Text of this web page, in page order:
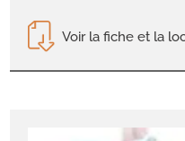
Voir la fiche et la